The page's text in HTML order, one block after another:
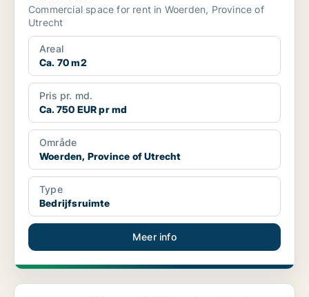
Commercial space for rent in Woerden, Province of
Utrecht
Areal
Ca. 70 m2
Pris pr. md.
Ca. 750 EUR pr md
Område
Woerden, Province of Utrecht
Type
Bedrijfsruimte
Meer info
Commercial space in Woerden, Province of Utrecht